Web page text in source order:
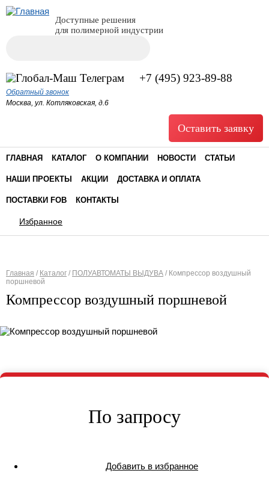
Доступные решения
для полимерной индустрии
+7 (495) 923-89-88
Обратный звонок
Москва, ул. Котляковская, д.6
Оставить заявку
ГЛАВНАЯ КАТАЛОГ О КОМПАНИИ НОВОСТИ СТАТЬИ
НАШИ ПРОЕКТЫ АКЦИИ ДОСТАВКА И ОПЛАТА
ПОСТАВКИ FOB КОНТАКТЫ
Избранное
Вы здесь
Главная / Каталог / ПОЛУАВТОМАТЫ ВЫДУВА / Компрессор воздушный
поршневой
Компрессор воздушный поршневой
По запросу
Добавить в избранное